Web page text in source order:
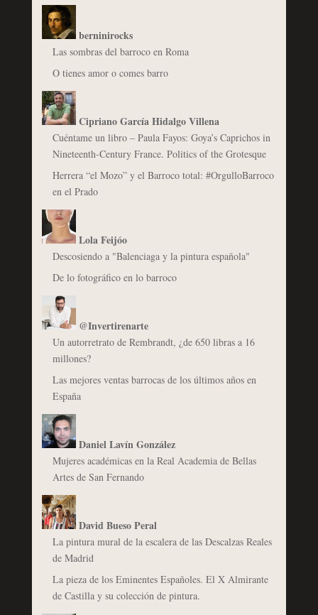
berninirocks
Las sombras del barroco en Roma
O tienes amor o comes barro
Cipriano García Hidalgo Villena
Cuéntame un libro – Paula Fayos: Goya’s Caprichos in
Nineteenth-Century France. Politics of the Grotesque
Herrera “el Mozo” y el Barroco total: #OrgulloBarroco
en el Prado
Lola Feijóo
Descosiendo a "Balenciaga y la pintura española"
De lo fotográfico en lo barroco
@Invertirenarte
Un autorretrato de Rembrandt, ¿de 650 libras a 16
millones?
Las mejores ventas barrocas de los últimos años en
España
Daniel Lavín González
Mujeres académicas en la Real Academia de Bellas
Artes de San Fernando
David Bueso Peral
La pintura mural de la escalera de las Descalzas Reales
de Madrid
La pieza de los Eminentes Españoles. El X Almirante
de Castilla y su colección de pintura.